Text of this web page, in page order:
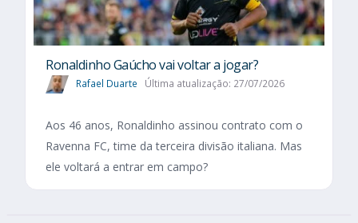
Ronaldinho Gaúcho vai voltar a jogar?
Rafael Duarte Última atualização: 27/07/2026
Aos 46 anos, Ronaldinho assinou contrato com o
Ravenna FC, time da terceira divisão italiana. Mas
ele voltará a entrar em campo?